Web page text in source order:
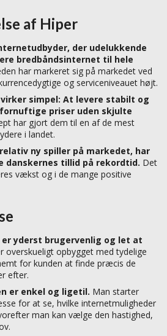
af Hiper
der udelukkende
bredbåndsinternet til hele
har markeret sig på markedet ved
og serviceniveauet højt.
simpel: At levere stabilt og
priser uden skjulte
har gjort dem til en af de mest
i landet.
ny spiller på markedet, har
danskernes tillid på rekordtid. Det
vækst og i de mange positive
er yderst brugervenlig og let at
overskueligt opbygget med tydelige
for kunden at finde præcis de
efter.
er enkel og ligetil. Man starter
for at se, hvilke internetmuligheder
man kan vælge den hastighed,